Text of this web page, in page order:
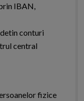
IBAN,
conturi
central
fizice